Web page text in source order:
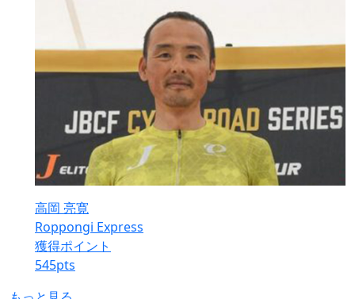
高岡 亮寛
Roppongi Express
獲得ポイント
545pts